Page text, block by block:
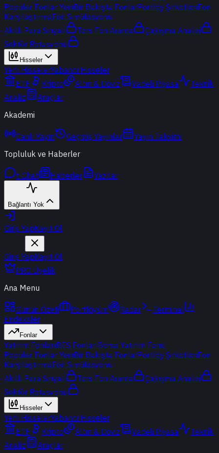
Popüler Fonlar YeniBir Bakışta FonlarPortföy ŞirketleriFon
KarşılaştırmaFon Simülasyonu
Akıllı Para Sinyali
Ters Fon Arama
Çakışma Analizi
Sektör Rotasyonu
Hisseler
Yerli HisselerYabancı Hisseler
ETF
Kripto Altın & Döviz Vadeli Piyasa
Teknik
Analiz
Araçlar
Akademi
Canlı Yayın Geçmiş Yayınlar
Yayın Takvimi
Topluluk ve Haberler
t-Chat Haberler Yazılar
Bağlantı Yok
Giriş YapKayıt Ol
Giriş YapKayıt Ol
PRO Üyelik
Ana Menu
Günün Özeti Portföyüm Radar
Terminal
Endeksler
Fonlar
Yatırım FonlarıBES FonlarıBorsa Yatırım Fonu
Popüler Fonlar YeniBir Bakışta FonlarPortföy ŞirketleriFon
KarşılaştırmaFon Simülasyonu
Akıllı Para Sinyali
Ters Fon Arama
Çakışma Analizi
Sektör Rotasyonu
Hisseler
Yerli HisselerYabancı Hisseler
ETF
Kripto Altın & Döviz Vadeli Piyasa
Teknik
Analiz
Araçlar